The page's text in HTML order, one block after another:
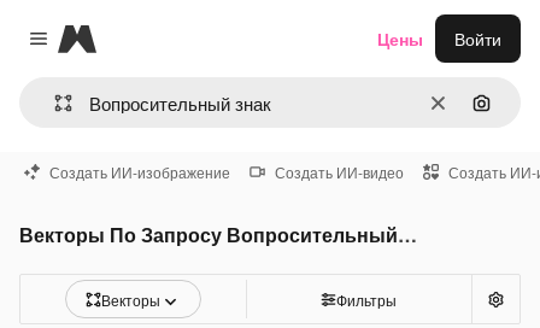
Close menu
Magnific
ОчиститьПоиск
Цены Войти
Создать ИИ-изображение Создать ИИ-видео Создать ИИ-
Векторы По Запросу Вопросительный знак
Векторы Фильтры